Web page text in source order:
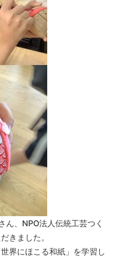
ん、NPO法人伝統工芸つく
きました。
界にほこる和紙」を学習し